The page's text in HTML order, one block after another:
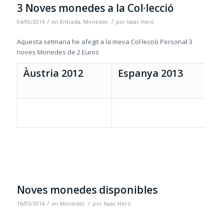
3 Noves monedes a la Col·lecció
04/05/2014 / en Entrada, Monedes / por Isaac Hero
Aquesta setmana he afegit a la meva Col·lecció Personal 3
noves Monedes de 2 Euros
Àustria 2012 Espanya 2013
Noves monedes disponibles
16/03/2014 / en Monedes / por Isaac Hero